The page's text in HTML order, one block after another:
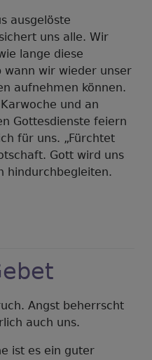
ausgelöste
uns alle. Wir
lange diese
wann wir wieder unser
aufnehmen können.
und an
Gottesdienste feiern
für uns. „Fürchtet
Gott wird uns
hindurchbegleiten.
Angst beherrscht
auch uns.
ist es ein guter